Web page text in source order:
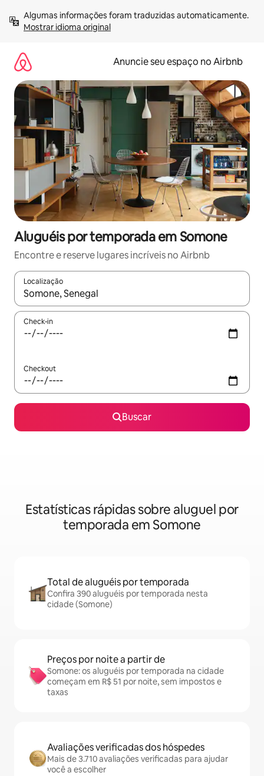
para
Mostrar idioma original
Anuncie seu espaço no Airbnb
Aluguéis por temporada em Somone
Encontre e reserve lugares incríveis no Airbnb
Localização
Quando os resultados estiverem disponíveis, explore-os
Check-in
Checkout
Buscar
Estatísticas rápidas sobre aluguel por
temporada em Somone
Total de aluguéis por temporada
Confira 390 aluguéis por temporada nesta
cidade (Somone)
Preços por noite a partir de
Somone: os aluguéis por temporada na cidade
começam em R$ 51 por noite, sem impostos e
taxas
Avaliações verificadas dos hóspedes
Mais de 3.710 avaliações verificadas para ajudar
você a escolher